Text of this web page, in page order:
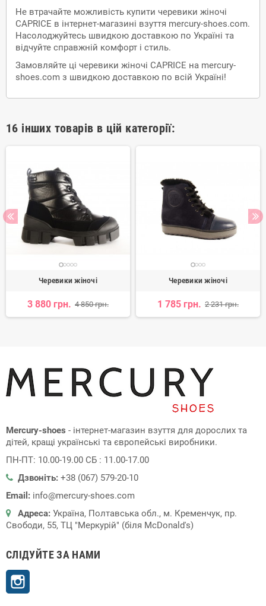
Не втрачайте можливість купити черевики жіночі
CAPRICE в інтернет-магазині взуття mercury-shoes.com.
Насолоджуйтесь швидкою доставкою по Україні та
відчуйте справжній комфорт і стиль.
Замовляйте ці черевики жіночі CAPRICE на mercury-
shoes.com з швидкою доставкою по всій Україні!
16 інших товарів в цій категорії:
Черевики жіночі
3 880 грн. 4 850 грн.
Черевики жіночі
1 785 грн. 2 231 грн.
Mercury-shoes - інтернет-магазин взуття для дорослих та
дітей, кращі українські та європейські виробники.
ПН-ПТ: 10.00-19.00 СБ : 11.00-17.00
Дзвоніть: +38 (067) 579-20-10
Email: info@mercury-shoes.com
Адреса: Україна, Полтавська обл., м. Кременчук, пр.
Свободи, 55, ТЦ "Меркурій" (біля McDonald's)
СЛІДУЙТЕ ЗА НАМИ